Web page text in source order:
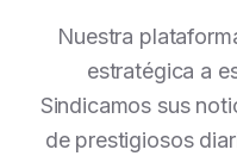
Nuestra
estratégica a
Sindicamos sus
de prestigiosos